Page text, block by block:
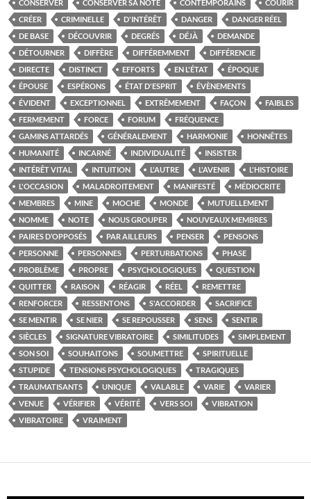
CONSERVER CONSERVER SA NOTE CONTEMPORAINS
COURIR
CRÉER
CRIMINELLE D'INTÉRÊT DANGER
DANGER RÉEL
DE BASE
DÉCOUVRIR DEGRÉS DÉJÀ
DEMANDE
DÉTOURNER
DIFFÈRE DIFFÉREMMENT
DIFFÉRENCIE
DIRECTE
DISTINCT EFFORTS EN L'ÉTAT
ÉPOQUE
ÉPOUSE
ESPÉRONS ÉTAT D'ESPRIT
ÉVÈNEMENTS
ÉVIDENT
EXCEPTIONNEL EXTRÊMEMENT FAÇON
FAIBLES
FERMEMENT
FORCE FORUM
FRÉQUENCE
GAMINS ATTARDÉS
GÉNÉRALEMENT HARMONIE
HONNÊTES
HUMANITÉ
INCARNÉ INDIVIDUALITÉ
INSISTER
INTÉRÊT VITAL
INTUITION L'AUTRE L'AVENIR
L'HISTOIRE
L'OCCASION
MALADROITEMENT MANIFESTÉ
MÉDIOCRITE
MEMBRES
MINE MOCHE MONDE
MUTUELLEMENT
NOMME
NOTE NOUS GROUPER
NOUVEAUX MEMBRES
PAIRES D’OPPOSÉS
PAR AILLEURS PENSER
PENSONS
PERSONNE
PERSONNES PERTURBATIONS
PHASE
PROBLÈME
PROPRE PSYCHOLOGIQUES
QUESTION
QUITTER
RAISON RÉAGIR RÉEL
REMETTRE
RENFORCER
RESSENTONS S'ACCORDER
SACRIFICE
SE MENTIR
SE NIER SE REPOUSSER SENS
SENTIR
SIÈCLES
SIGNATURE VIBRATOIRE SIMILITUDES
SIMPLEMENT
SON SOI
SOUHAITONS SOUMETTRE
SPIRITUELLE
STUPIDE
TENSIONS PSYCHOLOGIQUES
TRAGIQUES
TRAUMATISANTS
UNIQUE VALABLE VARIE
VARIER
VENUE
VÉRIFIER VÉRITÉ VERS SOI
VIBRATION
VIBRATOIRE
VRAIMENT